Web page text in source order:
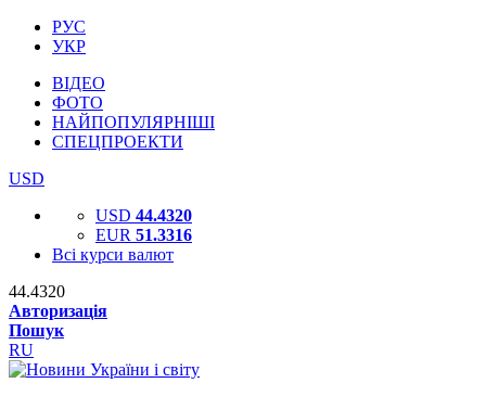
РУС
УКР
ВІДЕО
ФОТО
НАЙПОПУЛЯРНІШІ
СПЕЦПРОЕКТИ
USD
USD 44.4320
EUR 51.3316
Всі курси валют
44.4320
Авторизація
Пошук
RU